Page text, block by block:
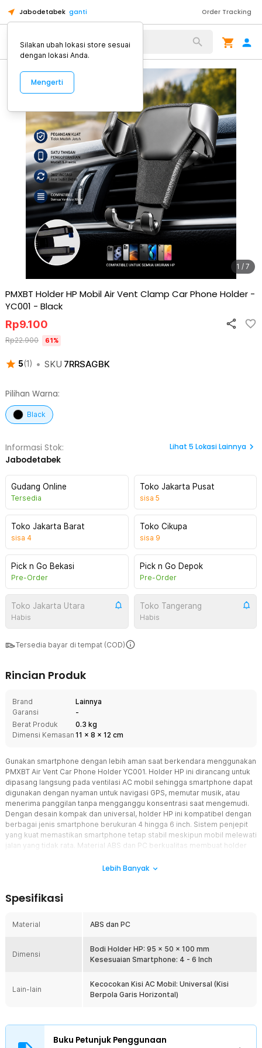
Jabodetabek ganti Order Tracking
Alat Kopi
1 / 7
PMXBT Holder HP Mobil Air Vent Clamp Car Phone Holder -
YC001 - Black
5(1 ) • SKU 7RRSAGBK
Rp9.100
Rp22.900 61%
Pilihan Warna:
Black
Informasi Stok:
Jabodetabek
Lihat 5 Lokasi Lainnya
Gudang Online
Tersedia
Toko Jakarta Pusat
sisa 5
Toko Jakarta Barat
sisa 4
Toko Cikupa
sisa 9
Pick n Go Bekasi
Pre-Order
Pick n Go Depok
Pre-Order
Toko Jakarta Utara
Habis
Toko Tangerang
Habis
Tersedia bayar di tempat (COD)
Rincian Produk
Brand
Lainnya
Garansi
-
Berat Produk
0.3 kg
Dimensi Kemasan 11 x 8 x 12 cm
Gunakan smartphone dengan lebih aman saat berkendara menggunakan
PMXBT Air Vent Car Phone Holder YC001. Holder HP ini dirancang untuk
dipasang langsung pada ventilasi AC mobil sehingga smartphone dapat
digunakan dengan nyaman untuk navigasi GPS, memutar musik, atau
menerima panggilan tanpa mengganggu konsentrasi saat mengemudi.
Dengan desain kompak dan universal, holder HP ini kompatibel dengan
berbagai jenis smartphone berukuran 4 hingga 6 inch. Sistem penjepit
yang kuat memastikan smartphone tetap stabil meskipun mobil melewati
jalan yang tidak rata. Material ABS dan PC berkualitas membuat holder
Holder HP mobil ini dirancang dengan ukuran universal sehingga
ditempatkan dengan stabil pada holder HP ini. Fleksibilitas ini
membuat holder dapat digunakan untuk berbagai perangkat
mengganti smartphone karena holder tetap dapat digunakan.
Sistem Pemasangan pada Ventilasi AC Mobil
untuk dipasang pada ventilasi AC mobil atau air vent. Dengan
dilihat oleh pengemudi. Posisi pada ventilasi AC juga membantu
Lebih Banyak
Spesifikasi
Material ABS dan PC
Dimensi
Bodi Holder HP: 95 x 50 x 100 mm
Kesesuaian Smartphone: 4 - 6 Inch
Lain-lain
Kecocokan Kisi AC Mobil: Universal (Kisi
Berpola Garis Horizontal)
Buku Petunjuk Penggunaan
Silakan ubah lokasi store sesuai
dengan lokasi Anda.
Mengerti